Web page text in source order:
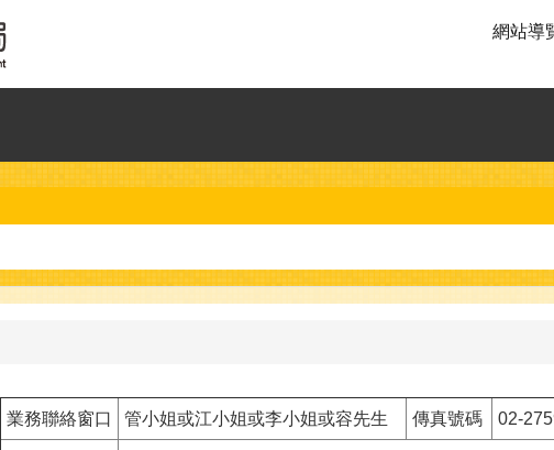
網站導
業務聯絡窗口 管小姐或江小姐或李小姐或容先生 傳真號碼 02-